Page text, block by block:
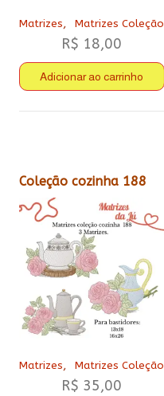
Matrizes, Matrizes Coleção
R$ 18,00
Adicionar ao carrinho
Coleção cozinha 188
Matrizes, Matrizes Coleção
R$ 35,00